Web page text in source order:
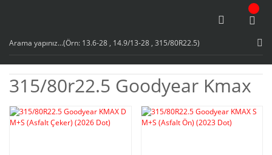
315/80r22.5 Goodyear Kmax